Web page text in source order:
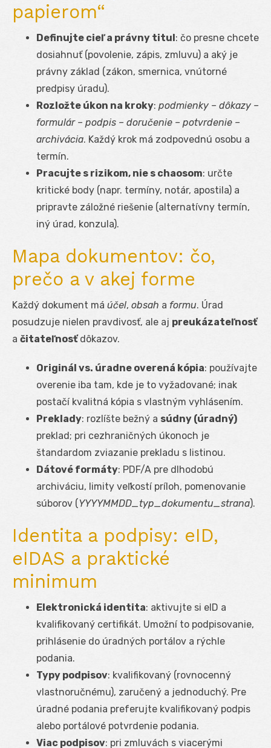
papierom“
Definujte cieľ a právny titul: čo presne chcete
dosiahnuť (povolenie, zápis, zmluvu) a aký je
právny základ (zákon, smernica, vnútorné
predpisy úradu).
Rozložte úkon na kroky: podmienky – dôkazy –
formulár – podpis – doručenie – potvrdenie –
archivácia. Každý krok má zodpovednú osobu a
termín.
Pracujte s rizikom, nie s chaosom: určte
kritické body (napr. termíny, notár, apostila) a
pripravte záložné riešenie (alternatívny termín,
iný úrad, konzula).
Mapa dokumentov: čo,
prečo a v akej forme
Každý dokument má účel, obsah a formu. Úrad
posudzuje nielen pravdivosť, ale aj preukázateľnosť
a čitateľnosťdôkazov.
Originál vs. úradne overená kópia: používajte
overenie iba tam, kde je to vyžadované; inak
postačí kvalitná kópia s vlastným vyhlásením.
Preklady: rozlíšte bežný a súdny (úradný)
preklad; pri cezhraničných úkonoch je
štandardom zviazanie prekladu s listinou.
Dátové formáty: PDF/A pre dlhodobú
archiváciu, limity veľkostí príloh, pomenovanie
súborov (YYYYMMDD_typ_dokumentu_strana).
Identita a podpisy: eID,
eIDAS a praktické
minimum
Elektronická identita: aktivujte si eID a
kvalifikovaný certifikát. Umožní to podpisovanie,
prihlásenie do úradných portálov a rýchle
podania.
Typy podpisov: kvalifikovaný (rovnocenný
vlastnoručnému), zaručený a jednoduchý. Pre
úradné podania preferujte kvalifikovaný podpis
alebo portálové potvrdenie podania.
Viac podpisov: pri zmluvách s viacerými